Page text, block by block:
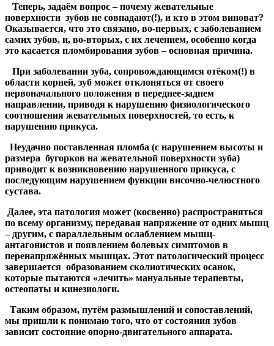
Теперь, задаём вопрос – почему жевательные
поверхности зубов не совпадают(!), и кто в этом виноват?
Оказывается, что это связано, во-первых, с заболеванием
самих зубов, и, во-вторых, с их лечением, особенно когда
это касается пломбирования зубов – основная причина.
При заболевании зуба, сопровождающимся отёком(!) в
области корней, зуб может отклоняться от своего
первоначального положения в переднее-заднем
направлении, приводя к нарушению физиологического
соотношения жевательных поверхностей, то есть, к
нарушению прикуса.
Неудачно поставленная пломба (с нарушением высоты и
размера бугорков на жевательной поверхности зуба)
приводит к возникновению нарушенного прикуса, с
последующим нарушением функции височно-челюстного
сустава.
Далее, эта патология может (косвенно) распространяться
по всему организму, передавая напряжение от одних мышц
– другим, с параллельным ослаблением мышц-
антагонистов и появлением болевых симптомов в
перенапряжённых мышцах. Этот патологический процесс
завершается образованием сколиотических осанок,
которые пытаются «лечить» мануальные терапевты,
остеопаты и кинезиологи.
Таким образом, путём размышлений и сопоставлений,
мы пришли к понимаю того, что от состояния зубов
зависит состояние опорно-двигательного аппарата.